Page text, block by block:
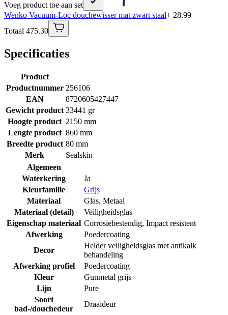
Voeg product toe aan set
Wenko Vacuum-Loc douchewisser mat zwart staal+ 28.99
Totaal 475.30
Specificaties
Product
Productnummer 256106
EAN
8720605427447
Gewicht product 33441 gr
Hoogte product 2150 mm
Lengte product 860 mm
Breedte product 80 mm
Merk
Sealskin
Algemeen
Waterkering
Ja
Kleurfamilie
Grijs
Materiaal
Glas, Metaal
Materiaal (detail)
Veiligheidsglas
Eigenschap materiaal Corrosiebestendig, Impact resistent
Afwerking
Poedercoating
Decor
Helder veiligheidsglas met antikalk
behandeling
Afwerking profiel
Poedercoating
Kleur
Gunmetal grijs
Lijn
Pure
Soort
bad-/douchedeur
Draaideur